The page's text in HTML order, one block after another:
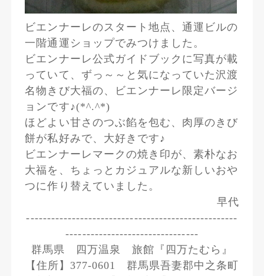
ビエンナーレのスタート地点、通運ビルの
一階通運ショップでみつけました。
ビエンナーレ公式ガイドブックに写真が載
っていて、ずっ～～と気になっていた沢渡
名物きび大福の、ビエンナーレ限定バージ
ョンです♪(*^.^*)
ほどよい甘さのつぶ餡を包む、肉厚のきび
餅が私好みで、大好きです♪
ビエンナーレマークの焼き印が、素朴なお
大福を、ちょっとカジュアルな新しいおや
つに作り替えていました。
早代
---------------------------------------------------
--------------------------------
群馬県 四万温泉 旅館『四万たむら』
【住所】377-0601 群馬県吾妻郡中之条町